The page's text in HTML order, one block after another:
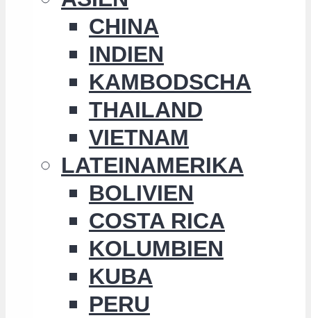
CHINA
INDIEN
KAMBODSCHA
THAILAND
VIETNAM
LATEINAMERIKA
BOLIVIEN
COSTA RICA
KOLUMBIEN
KUBA
PERU